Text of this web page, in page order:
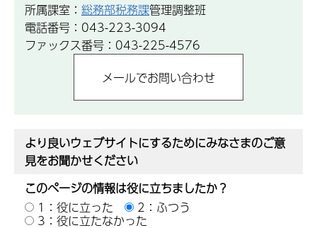
所属課室： 総務部税務課管理調整班
電話番号：043-223-3094
ファックス番号：043-225-4576
より良いウェブサイトにするためにみなさまのご意
見をお聞かせください
このページの情報は役に立ちましたか？
1：役に立った
2：ふつう
3：役に立たなかった